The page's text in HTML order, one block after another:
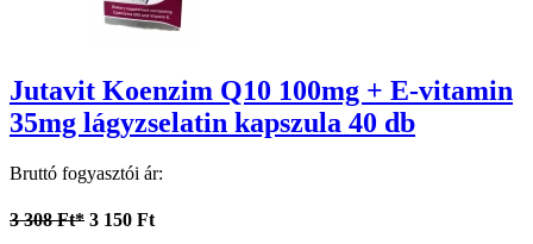
Jutavit Koenzim Q10 100mg + E-vitamin
35mg lágyzselatin kapszula 40 db
Bruttó fogyasztói ár:
3 308 Ft* 3 150 Ft